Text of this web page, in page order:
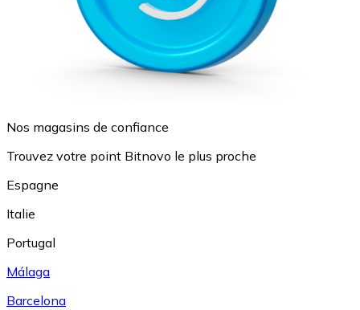
Nos magasins de confiance
Trouvez votre point Bitnovo le plus proche
Espagne
Italie
Portugal
Málaga
Barcelona